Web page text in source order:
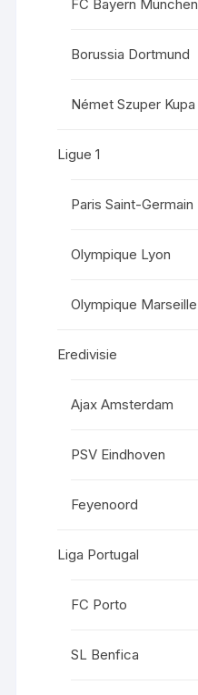
FC Bayern München
Borussia Dortmund
Német Szuper Kupa
Ligue 1
Paris Saint-Germain
Olympique Lyon
Olympique Marseille
Eredivisie
Ajax Amsterdam
PSV Eindhoven
Feyenoord
Liga Portugal
FC Porto
SL Benfica